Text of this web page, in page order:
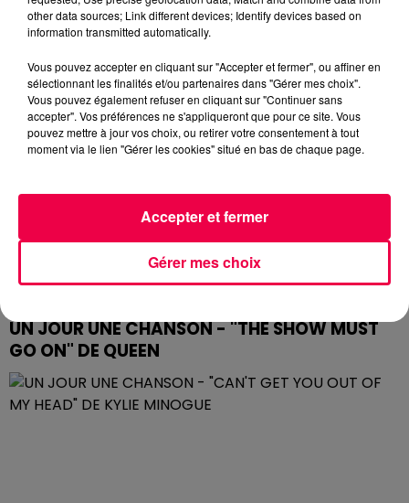
UN JOUR UNE CHANSON - "THE SHOW MUST
GO ON" DE QUEEN
other data sources; Link different devices; Identify devices based on
information transmitted automatically.
Vous pouvez accepter en cliquant sur "Accepter et fermer", ou affiner en
sélectionnant les finalités et/ou partenaires dans "Gérer mes choix".
Vous pouvez également refuser en cliquant sur "Continuer sans
accepter". Vos préférences ne s'appliqueront que pour ce site. Vous
pouvez mettre à jour vos choix, ou retirer votre consentement à tout
moment via le lien "Gérer les cookies" situé en bas de chaque page.
Gérer mes choix
Accepter et fermer